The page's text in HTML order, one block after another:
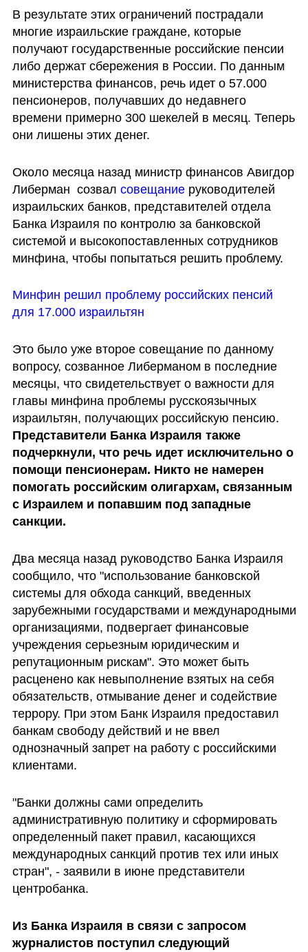
В результате этих ограничений пострадали
многие израильские граждане, которые
получают государственные российские пенсии
либо держат сбережения в России. По данным
министерства финансов, речь идет о 57.000
пенсионеров, получавших до недавнего
времени примерно 300 шекелей в месяц. Теперь
они лишены этих денег.
Около месяца назад министр финансов Авигдор
Либерман  созвал совещание руководителей
израильских банков, представителей отдела
Банка Израиля по контролю за банковской
системой и высокопоставленных сотрудников
минфина, чтобы попытаться решить проблему.
Минфин решил проблему российских пенсий
для 17.000 израильтян
Это было уже второе совещание по данному
вопросу, созванное Либерманом в последние
месяцы, что свидетельствует о важности для
главы минфина проблемы русскоязычных
Представители Банка Израиля также
подчеркнули, что речь идет исключительно о
помощи пенсионерам. Никто не намерен
помогать российским олигархам, связанным
с Израилем и попавшим под западные
санкции.
Два месяца назад руководство Банка Израиля
сообщило, что "использование банковской
системы для обхода санкций, введенных
зарубежными государствами и международными
организациями, подвергает финансовые
учреждения серьезным юридическим и
репутационным рискам". Это может быть
расценено как невыполнение взятых на себя
обязательств, отмывание денег и содействие
террору. При этом Банк Израиля предоставил
банкам свободу действий и не ввел
однозначный запрет на работу с российскими
клиентами.
"Банки должны сами определить
административную политику и сформировать
определенный пакет правил, касающихся
международных санкций против тех или иных
стран", - заявили в июне представители
центробанка.
Из Банка Израиля в связи с запросом
журналистов поступил следующий